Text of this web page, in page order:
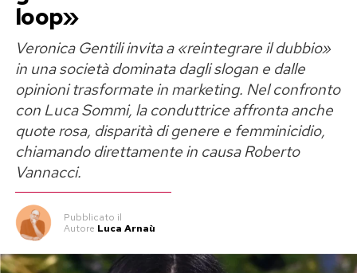
loop»
Veronica Gentili invita a «reintegrare il dubbio»
in una società dominata dagli slogan e dalle
opinioni trasformate in marketing. Nel confronto
con Luca Sommi, la conduttrice affronta anche
quote rosa, disparità di genere e femminicidio,
chiamando direttamente in causa Roberto
Vannacci.
Pubblicato il
Autore Luca Arnaù